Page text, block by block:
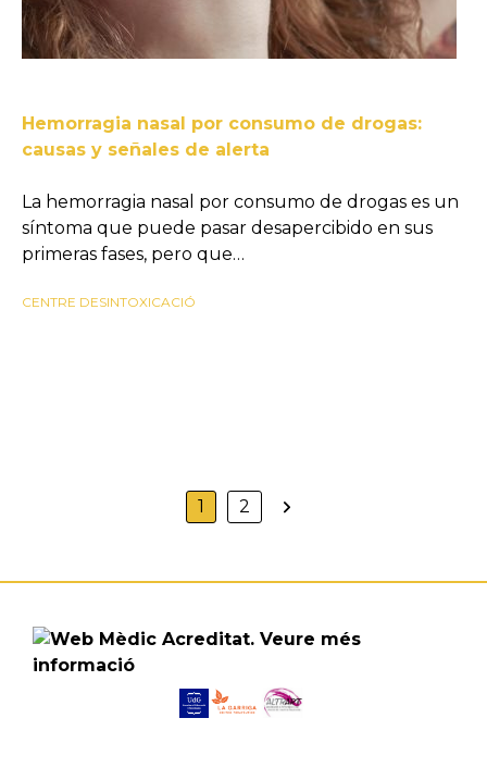
Hemorragia nasal por consumo de drogas:
causas y señales de alerta
La hemorragia nasal por consumo de drogas es un
síntoma que puede pasar desapercibido en sus
primeras fases, pero que…
CENTRE DESINTOXICACIÓ
1 2